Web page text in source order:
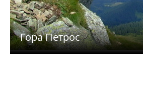
Гора Петрос